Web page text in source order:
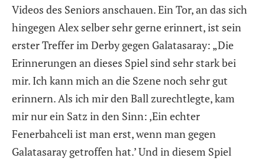
Videos des Seniors anschauen. Ein Tor, an das sich
hingegen Alex selber sehr gerne erinnert, ist sein
erster Treffer im Derby gegen Galatasaray: „Die
Erinnerungen an dieses Spiel sind sehr stark bei
mir. Ich kann mich an die Szene noch sehr gut
erinnern. Als ich mir den Ball zurechtlegte, kam
mir nur ein Satz in den Sinn: ‚Ein echter
Fenerbahceli ist man erst, wenn man gegen
Galatasaray getroffen hat.’ Und in diesem Spiel